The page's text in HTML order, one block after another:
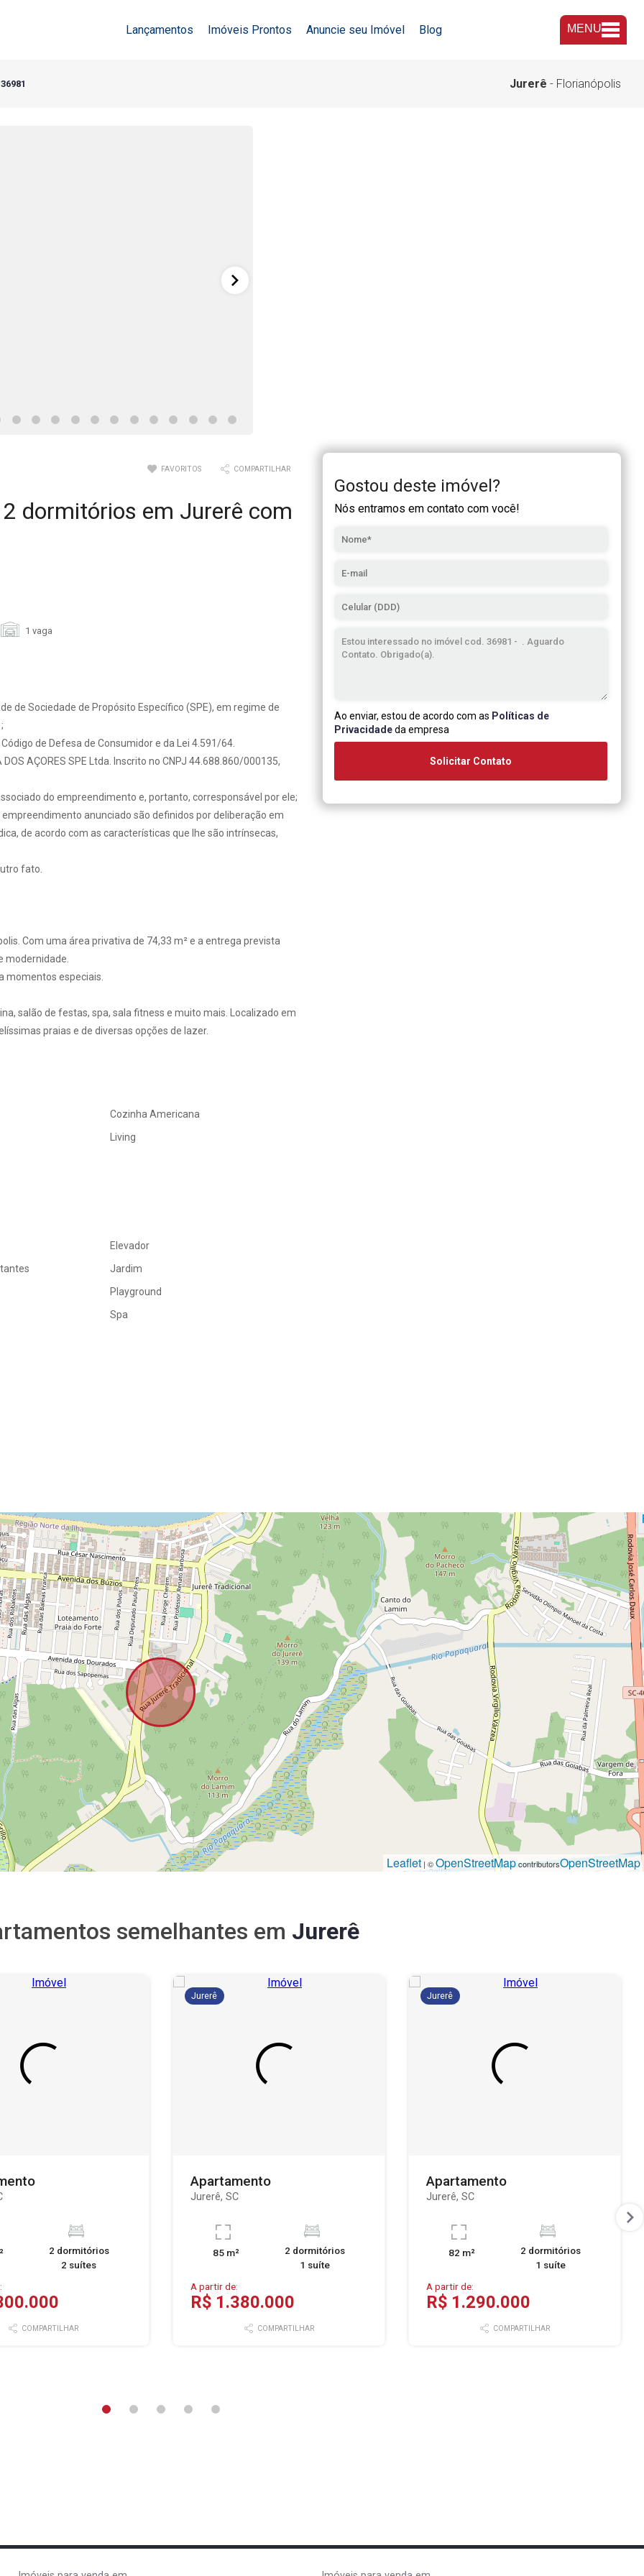
Lançamentos Imóveis Prontos Anuncie seu Imóvel Blog MENU
Jurerê - Florianópolis
FAVORITOS COMPARTILHAR
dormitórios em Jurerê com
1 vaga
de Sociedade de Propósito Específico (SPE), em regime de
de Defesa de Consumidor e da Lei 4.591/64.
AÇORES SPE Ltda. Inscrito no CNPJ 44.688.860/000135,
do empreendimento e, portanto, corresponsável por ele;
anunciado são definidos por deliberação em
de acordo com as características que lhe são intrínsecas,
fato.
Com uma área privativa de 74,33 m² e a entrega prevista
modernidade.
momentos especiais.
salão de festas, spa, sala fitness e muito mais. Localizado em
praias e de diversas opções de lazer.
Cozinha Americana
Living
Elevador
Jardim
Playground
Spa
Gostou deste imóvel?
Nós entramos em contato com você!
Ao enviar, estou de acordo com as Políticas de
Privacidadeda empresa
Solicitar Contato
Leaflet | ©OpenStreetMapcontributorsOpenStreetMap
semelhantes em Jurerê
2 dormitórios
2 suítes
COMPARTILHAR
Jurerê
Apartamento
Jurerê, SC
85 m²
2 dormitórios
1 suíte
A partir de:
R$ 1.380.000
COMPARTILHAR
Jurerê
Apartamento
Jurerê, SC
82 m²
2 dormitórios
1 suíte
A partir de:
R$ 1.290.000
COMPARTILHAR